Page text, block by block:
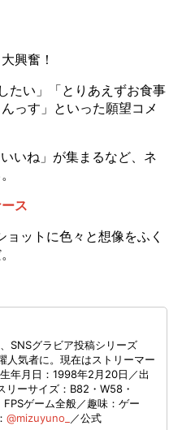
興奮！
たい」「とりあえずお食事
っす」といった願望コメ
いね」が集まるなど、ネ
ス
ットに色々と想像をふく
SNSグラビア投稿シリーズ
人気者に。現在はストリーマー
年月日：1998年2月20日／出
リーサイズ：B82・W58・
ゲーム全般／趣味：ゲー
@mizuyuno_
／公式